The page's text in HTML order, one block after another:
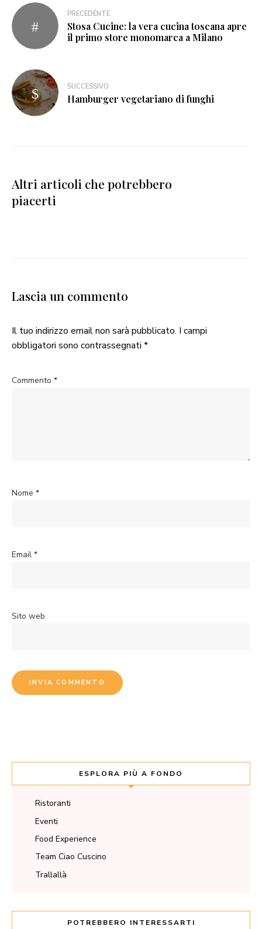
PRECEDENTE
Stosa Cucine: la vera cucina toscana apre
il primo store monomarca a Milano
SUCCESSIVO
Hamburger vegetariano di funghi
Altri articoli che potrebbero
piacerti
Lascia un commento
Il tuo indirizzo email non sarà pubblicato. I campi
obbligatori sono contrassegnati *
Commento *
Nome *
Email *
Sito web
ESPLORA PIÙ A FONDO
Ristoranti
Eventi
Food Experience
Team Ciao Cuscino
Trallallà
POTREBBERO INTERESSARTI